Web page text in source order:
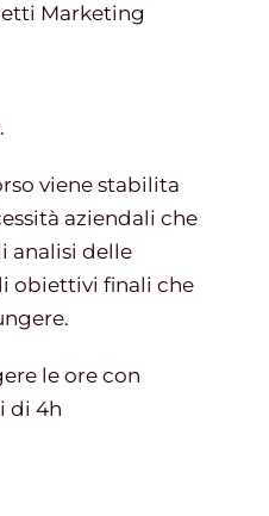
Marketing
viene stabilita
aziendali che
analisi delle
obiettivi finali che
le ore con
di 4h